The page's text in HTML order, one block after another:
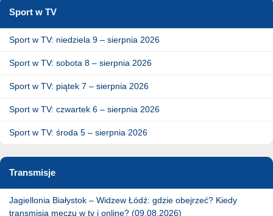
Sport w TV
Sport w TV: niedziela 9 – sierpnia 2026
Sport w TV: sobota 8 – sierpnia 2026
Sport w TV: piątek 7 – sierpnia 2026
Sport w TV: czwartek 6 – sierpnia 2026
Sport w TV: środa 5 – sierpnia 2026
Transmisje
Jagiellonia Białystok – Widzew Łódź: gdzie obejrzeć? Kiedy
transmisja meczu w tv i online? (09.08.2026)